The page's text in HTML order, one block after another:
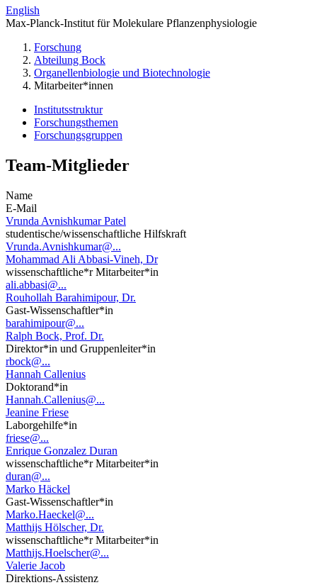
English
Max-Planck-Institut für Molekulare Pflanzenphysiologie
Forschung
Abteilung Bock
Organellenbiologie und Biotechnologie
Mitarbeiter*innen
Institutsstruktur
Forschungsthemen
Forschungsgruppen
Team-Mitglieder
Name
E-Mail
Vrunda Avnishkumar Patel
studentische/wissenschaftliche Hilfskraft
Vrunda.Avnishkumar@...
Mohammad Ali Abbasi-Vineh, Dr
wissenschaftliche*r Mitarbeiter*in
ali.abbasi@...
Rouhollah Barahimipour, Dr.
Gast-Wissenschaftler*in
barahimipour@...
Ralph Bock, Prof. Dr.
Direktor*in und Gruppenleiter*in
rbock@...
Hannah Callenius
Doktorand*in
Hannah.Callenius@...
Jeanine Friese
Laborgehilfe*in
friese@...
Enrique Gonzalez Duran
wissenschaftliche*r Mitarbeiter*in
duran@...
Marko Häckel
Gast-Wissenschaftler*in
Marko.Haeckel@...
Matthijs Hölscher, Dr.
wissenschaftliche*r Mitarbeiter*in
Matthijs.Hoelscher@...
Valerie Jacob
Direktions-Assistenz